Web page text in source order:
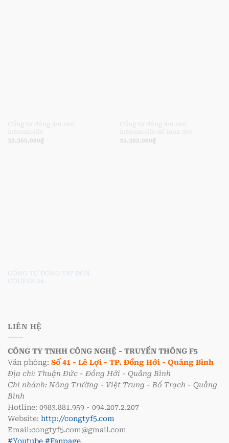
Cổng tự động âm sàn
introsmallc
32.365.000₫
Cổng tự động âm sàn
introsmallc đế inox 304
35.302.000₫
CỔNG TỰ ĐỘNG TAY ĐÒN
COUPER 24
LIÊN HỆ
CÔNG TY TNHH CÔNG NGHỆ - TRUYỀN THÔNG F5
Văn phòng: Số 41 - Lê Lợi - TP. Đồng Hới - Quảng Bình
Địa chỉ: Thuận Đức - Đồng Hới - Quảng Bình
Chi nhánh: Nông Trường - Việt Trung - Bố Trạch - Quảng
Bình
Hotline: 0983.881.959 - 094.207.2.207
Website: http://congtyf5.com
Email:congtyf5.com@gmail.com
#Youtube #Fanpage